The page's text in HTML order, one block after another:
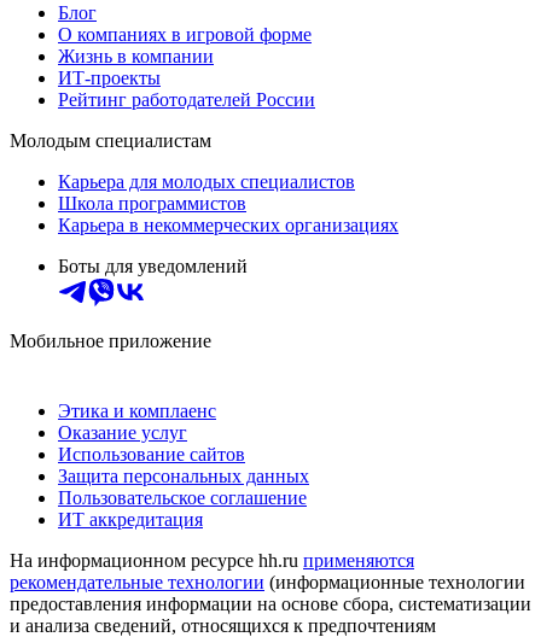
Блог
О компаниях в игровой форме
Жизнь в компании
ИТ-проекты
Рейтинг работодателей России
Молодым специалистам
Карьера для молодых специалистов
Школа программистов
Карьера в некоммерческих организациях
Боты для уведомлений
Мобильное приложение
Этика и комплаенс
Оказание услуг
Использование сайтов
Защита персональных данных
Пользовательское соглашение
ИТ аккредитация
На информационном ресурсе hh.ru применяются
рекомендательные технологии (информационные технологии
предоставления информации на основе сбора, систематизации
и анализа сведений, относящихся к предпочтениям